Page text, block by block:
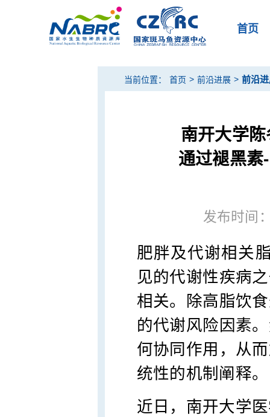
首页
当前位置： 首页 > 前沿进展 > 前沿
南开大学
通过褪黑素
发布时间
肥胖及代谢相关
见的代谢性疾病
相关。除高脂饮
的代谢风险因素
何协同作用，从
统性的机制阐释。
近日，南开大学